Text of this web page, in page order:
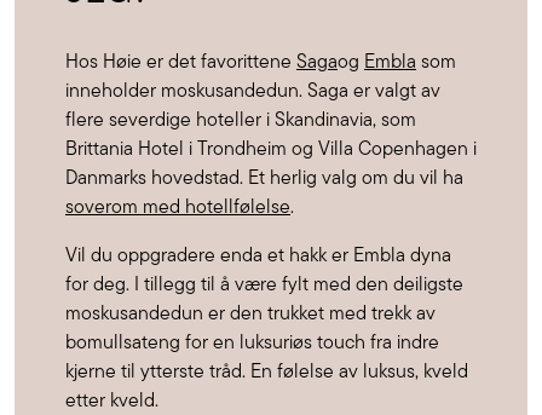
Hos Høie er det favorittene Sagaog Embla som
inneholder moskusandedun. Saga er valgt av
flere severdige hoteller i Skandinavia, som
Brittania Hotel i Trondheim og Villa Copenhagen i
Danmarks hovedstad. Et herlig valg om du vil ha
soverom med hotellfølelse.
Vil du oppgradere enda et hakk er Embla dyna
for deg. I tillegg til å være fylt med den deiligste
moskusandedun er den trukket med trekk av
bomullsateng for en luksuriøs touch fra indre
kjerne til ytterste tråd. En følelse av luksus, kveld
etter kveld.